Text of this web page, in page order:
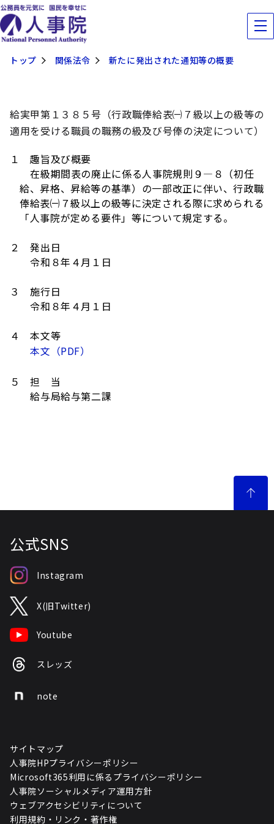
トップ 関係法令 新たに発出された通知等の概要
給実甲第１３８５号（行政職俸給表㈠７級以上の級等の
適用を受ける職員の職務の級及び号俸の決定について）
１ 趣旨及び概要
在級期間表の廃止に係る人事院規則９―８（初任
給、昇格、昇給等の基準）の一部改正に伴い、行政職
俸給表㈠７級以上の級等に決定される際に求められる
「人事院が定める要件」等について規定する。
２ 発出日
令和８年４月１日
３ 施行日
令和８年４月１日
４ 本文等
本文（PDF）
５ 担 当
給与局給与第二課
公式SNS
Instagram
X(旧Twitter)
Youtube
スレッズ
note
サイトマップ
人事院HPプライバシーポリシー
Microsoft365利用に係るプライバシーポリシー
人事院ソーシャルメディア運用方針
ウェブアクセシビリティについて
利用規約・リンク・著作権